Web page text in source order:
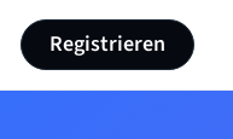
Registrieren